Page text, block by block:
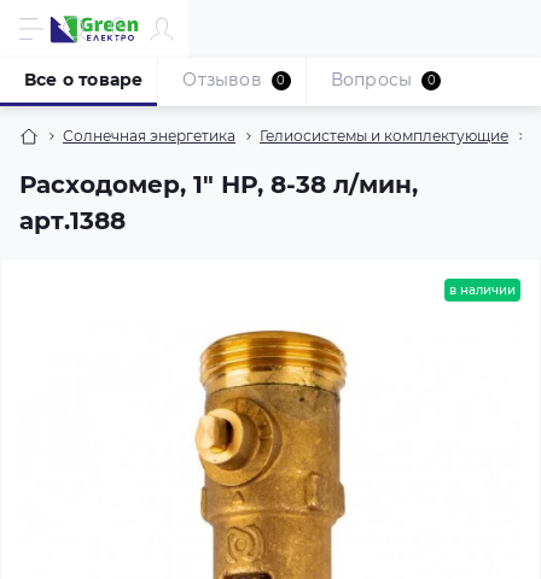
Солнечная энергетика Гелиосистемы и комплектующие
Расходомер, 1" НР, 8-38 л/мин,
арт.1388
Все о товаре Отзывов 0 Вопросы 0
в наличии